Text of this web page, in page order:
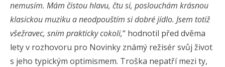
nemusím. Mám čistou hlavu, čtu si, poslouchám krásnou
klasickou muziku a neodpouštím si dobré jídlo. Jsem totiž
všežravec, sním prakticky cokoli,“ hodnotil před dvěma
lety v rozhovoru pro Novinky známý režisér svůj život
s jeho typickým optimismem. Troška nepatří mezi ty,